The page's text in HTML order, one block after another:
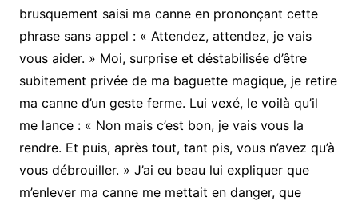
brusquement saisi ma canne en prononçant cette
phrase sans appel : « Attendez, attendez, je vais
vous aider. » Moi, surprise et déstabilisée d’être
subitement privée de ma baguette magique, je retire
ma canne d’un geste ferme. Lui vexé, le voilà qu’il
me lance : « Non mais c’est bon, je vais vous la
rendre. Et puis, après tout, tant pis, vous n’avez qu’à
vous débrouiller. » J’ai eu beau lui expliquer que
m’enlever ma canne me mettait en danger, que